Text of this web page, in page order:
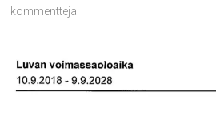
kommentteja